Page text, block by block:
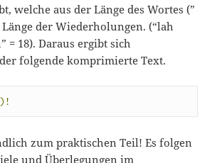
welche aus der Länge des Wortes (”
der Wiederholungen. (“lah
= 18). Daraus ergibt sich
folgende komprimierte Text.
)!
zum praktischen Teil! Es folgen
und Überlegungen im